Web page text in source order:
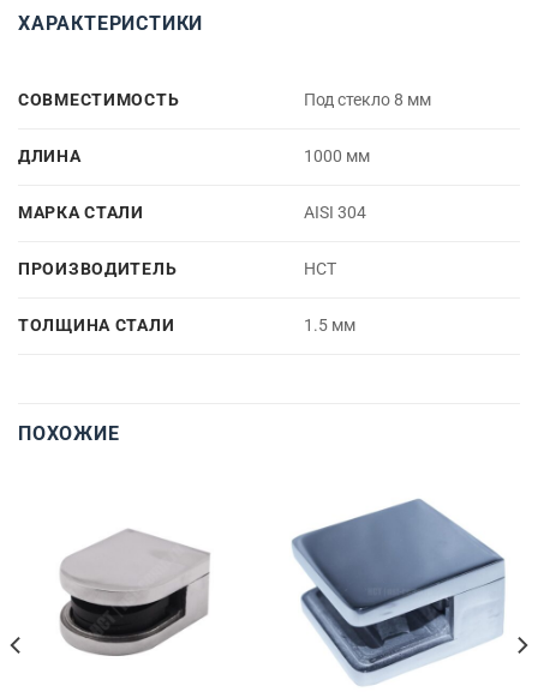
ХАРАКТЕРИСТИКИ
СОВМЕСТИМОСТЬ Под стекло 8 мм
ДЛИНА 1000 мм
МАРКА СТАЛИ AISI 304
ПРОИЗВОДИТЕЛЬ НСТ
ТОЛЩИНА СТАЛИ 1.5 мм
ПОХОЖИЕ